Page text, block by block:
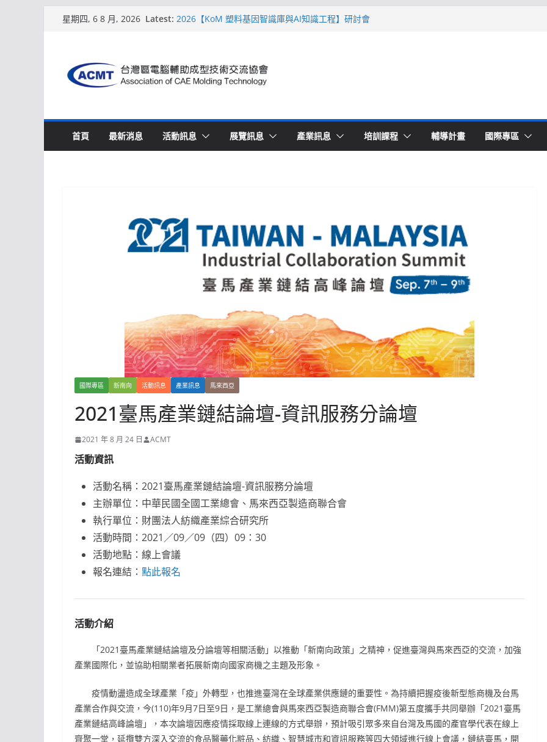
星期四, 6 8 月, 2026 Latest: 2026【KoM 塑料基因智識庫與AI知識工程】研討會
場
ACMT打造「Smart Molding 模塑智造平台」主題館
首頁 最新消息 活動訊息 展覽訊息 產業訊息 培訓課程 輔導計畫 國際專區
國際專區 新南向 活動訊息 產業訊息 馬來西亞
2021臺馬產業鏈結論壇-資訊服務分論壇
2021 年 8 月 24 日 ACMT
活動資訊
活動名稱：2021臺馬產業鏈結論壇-資訊服務分論壇
主辦單位：中華民國全國工業總會、馬來西亞製造商聯合會
執行單位：財團法人紡織產業綜合研究所
活動時間：2021／09／09（四）09：30
活動地點：線上會議
報名連結： 點此報名
活動介紹
「2021臺馬產業鏈結論壇及分論壇等相關活動」以推動「新南向政策」之精神，促進臺灣與馬來西亞的交流，加強
產業國際化，並協助相關業者拓展新南向國家商機之主題及形象。
疫情動盪造成全球產業「疫」外轉型，也推進臺灣在全球產業供應鏈的重要性。為持續把握疫後新型態商機及台馬
產業合作與交流，今(110)年9月7日至9日，是工業總會與馬來西亞製造商聯合會(FMM)第五度攜手共同舉辦「2021臺馬
產業鏈結高峰論壇」，本次論壇因應疫情採取線上連線的方式舉辦，預計吸引眾多來自台灣及馬國的產官學代表在線上
齊聚一堂，延攬雙方深入交流的食品醫藥化粧品、紡織、智慧城市和資訊服務等四大領域進行線上會議，鏈結臺馬，開